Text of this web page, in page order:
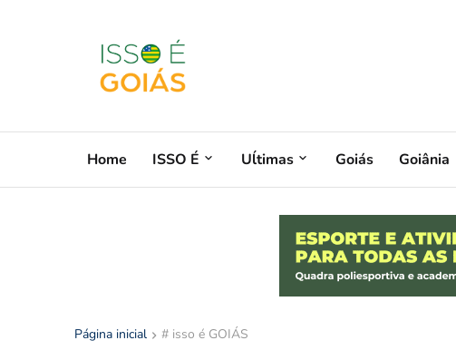
Home ISSO É Uĺtimas Goiás Goiânia
Página inicial # isso é GOIÁS